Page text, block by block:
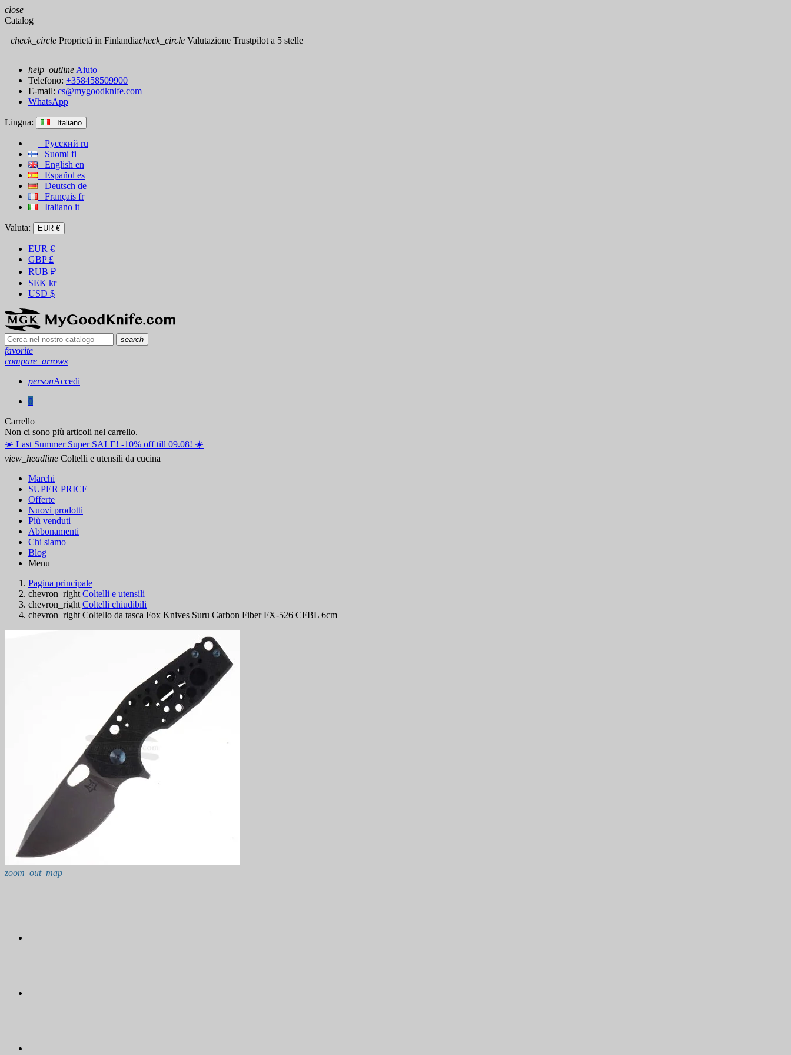
close
Catalog
check_circle Proprietà in Finlandiacheck_circle Valutazione Trustpilot a 5 stelle
help_outline Aiuto
Telefono: +358458509900
E-mail: cs@mygoodknife.com
WhatsApp
Lingua: Italiano
Русский ru
Suomi fi
English en
Español es
Deutsch de
Français fr
Italiano it
Valuta: EUR €
EUR €
GBP £
RUB ₽
SEK kr
USD $
search
favorite
compare_arrows
personAccedi
0
Carrello
Non ci sono più articoli nel carrello.
☀️ ️Last Summer Super SALE! -10% off till 09.08! ☀️
view_headline Coltelli e utensili da cucina
Marchi
SUPER PRICE
Offerte
Nuovi prodotti
Più venduti
Abbonamenti
Chi siamo
Blog
Menu
Pagina principale
chevron_right Coltelli e utensili
chevron_right Coltelli chiudibili
chevron_right Coltello da tasca Fox Knives Suru Carbon Fiber FX-526 CFBL 6cm
zoom_out_map